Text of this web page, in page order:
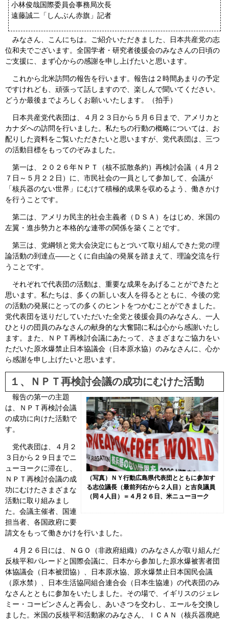
小林俊哉国際委員会事務局次長
遠藤誠二「しんぶん赤旗」記者
みなさん、こんにちは。ご紹介いただきました、日本共産党の志
位和夫でございます。全国学者・研究者後援会のみなさんの日頃の
ご支援に、まず心からの感謝を申し上げたいと思います。
これから北米訪問の報告を行います。報告は２時間あまりの予定
ですけれども、頑張って話しますので、楽しんで聞いてください。
どうか最後までよろしくお願いいたします。（拍手）
日本共産党代表団は、４月２３日から５月６日まで、アメリカと
カナダへの訪問を行いました。私たちの行動の概略については、お
配りした資料をご覧いただきたいと思いますが、党代表団は、三つ
の活動目標をもってのぞみました。
第一は、２０２６年ＮＰＴ（核不拡散条約）再検討会議（４月２
７日～５月２２日）に、市民社会の一員として参加して、会議が
「核兵器のない世界」にむけて積極的成果を収めるよう、働きかけ
を行うことです。
第二は、アメリカ民主的社会主義者（ＤＳＡ）をはじめ、米国の
左翼・進歩勢力と本格的な連帯の関係を築くことです。
第三は、党綱領と党大会決定にもとづいて取り組んできた党の理
論活動の到達点――とくに自由論の発展を踏まえて、理論交流を行
うことです。
それぞれで代表団の活動は、重要な成果をあげることができたと
思います。私たちは、多くの新しい友人を得るとともに、今後の党
の活動の発展にとっての多くのヒントをつかむことができました。
党代表団を送りだしていただいた全党と後援会員のみなさん、一人
ひとりの団員のみなさんの献身的な大奮闘に私は心から感謝いたし
ます。また、ＮＰＴ再検討会議にあたって、さまざまなご協力をい
ただいた原水爆禁止日本協議会（日本原水協）のみなさんに、心か
ら感謝を申し上げたいと思います。
１、ＮＰＴ再検討会議の成功にむけた活動
（写真）ＮＹ行動広島県代表団とともに参加す
る志位議長（最前列右から２人目）と吉良議員
（同４人目）＝４月２６日、米ニューヨーク
報告の第一の主題
は、ＮＰＴ再検討会議
の成功に向けた活動で
す。
党代表団は、４月２
３日から２９日までニ
ューヨークに滞在し、
ＮＰＴ再検討会議の成
功にむけたさまざまな
活動に取り組みまし
た。会議主催者、国連
担当者、各国政府に要
請文をもって働きかけを行いました。
４月２６日には、ＮＧＯ（非政府組織）のみなさんが取り組んだ
反核平和パレードと国際会議に、日本から参加した原水爆被害者団
体協議会（日本被団協）、日本原水協、原水爆禁止日本国民会議
（原水禁）、日本生活協同組合連合会（日本生協連）の代表団のみ
なさんとともに参加をいたしました。その場で、イギリスのジェレ
ミー・コービンさんと再会し、あいさつを交わし、エールを交換し
ました。米国の反核平和活動家のみなさん、ＩＣＡＮ（核兵器廃絶